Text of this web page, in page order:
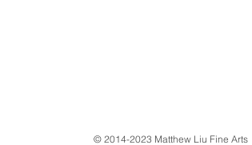
​© 2014-2023 Matthew Liu Fine Arts